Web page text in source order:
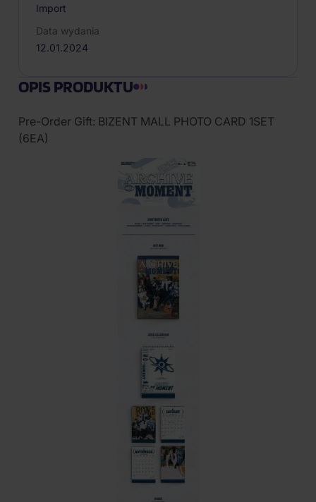
Import
Data wydania
12.01.2024
OPIS PRODUKTU
Pre-Order Gift: BIZENT MALL PHOTO CARD 1SET
(6EA)